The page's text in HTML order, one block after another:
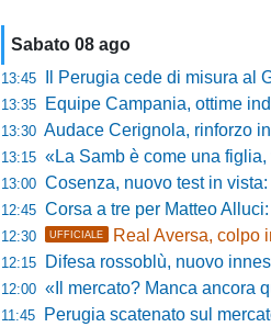
Sabato 08 ago
13:45 Il Perugia cede di misura al Guidonia
13:35 Equipe Campania, ottime
13:30 Audace Cerignola, rinforzo in
13:15 «La Samb è come una figlia, vi chiedo solo
13:00 Cosenza, nuovo test in vista:
12:45 Corsa a tre per Matteo Alluci:
12:30 UFFICIALE Real Aversa, colpo
12:15 Difesa rossoblù, nuovo
12:00 «Il mercato? Manca ancora qualche
11:45 Perugia scatenato sul